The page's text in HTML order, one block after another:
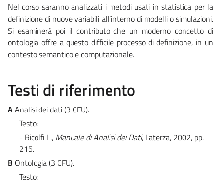
Nel corso saranno analizzati i metodi usati in statistica per la
definizione di nuove variabili all’interno di modelli o simulazioni.
Si esaminerà poi il contributo che un moderno concetto di
ontologia offre a questo difficile processo di definizione, in un
contesto semantico e computazionale.
Testi di riferimento
AAnalisi dei dati (3 CFU).
Testo:
- Ricolfi L., Manuale di Analisi dei Dati, Laterza, 2002, pp.
215.
B Ontologia (3 CFU).
Testo: